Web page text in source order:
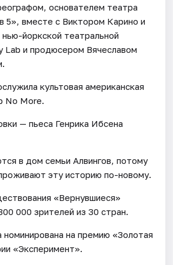
основателем театра
5», вместе с Виктором Карино и
йоркской театральной
Lab и продюсером Вячеславом
культовая американская
No More.
— пьеса Генрика Ибсена
в дом семьи Алвингов, потому
эту историю по-новому.
«Вернувшиеся»
000 зрителей из 30 стран.
номинирована на премию «Золотая
«Эксперимент».